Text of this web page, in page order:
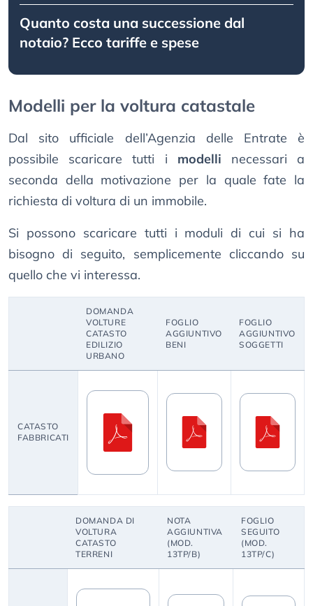
Quanto costa una successione dal
notaio? Ecco tariffe e spese
Modelli per la voltura catastale
Dal sito ufficiale dell’Agenzia delle Entrate è
possibile scaricare tutti i modelli necessari a
seconda della motivazione per la quale fate la
richiesta di voltura di un immobile.
Si possono scaricare tutti i moduli di cui si ha
bisogno di seguito, semplicemente cliccando su
quello che vi interessa.
DOMANDA
VOLTURE
CATASTO
EDILIZIO
URBANO
FOGLIO
AGGIUNTIVO
BENI
FOGLIO
AGGIUNTIVO
SOGGETTI
CATASTO
FABBRICATI
DOMANDA DI
VOLTURA
CATASTO
TERRENI
NOTA
AGGIUNTIVA
(MOD.
13TP/B)
FOGLIO
SEGUITO
(MOD.
13TP/C)